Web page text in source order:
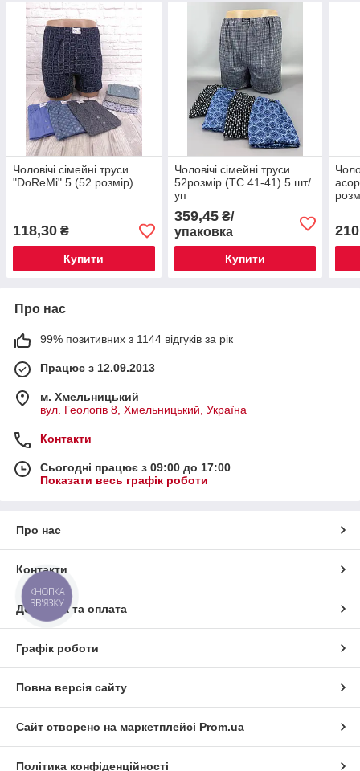
Чоловічі сімейні труси
"DoReMi" 5 (52 розмір)
118,30 ₴
Купити
Чоловічі сімейні труси
52розмір (ТС 41-41) 5 шт/
уп
359,45₴/
упаковка
Купити
210
Про нас
99% позитивних з 1144 відгуків за рік
Працює з 12.09.2013
м. Хмельницький
вул. Геологів 8, Хмельницький, Україна
Контакти
Сьогодні працює з 09:00 до 17:00
Показати весь графік роботи
Про нас
Контакти
Доставка та оплата
Графік роботи
Повна версія сайту
Сайт створено на маркетплейсі Prom.ua
Політика конфіденційності
КНОПКА
ЗВ'ЯЗКУ